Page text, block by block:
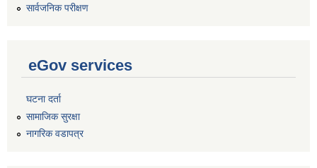
सार्वजनिक परीक्षण
eGov services
घटना दर्ता
सामाजिक सुरक्षा
नागरिक वडापत्र